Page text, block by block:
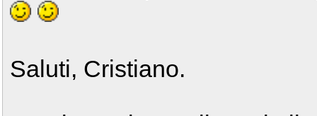
Saluti, Cristiano.